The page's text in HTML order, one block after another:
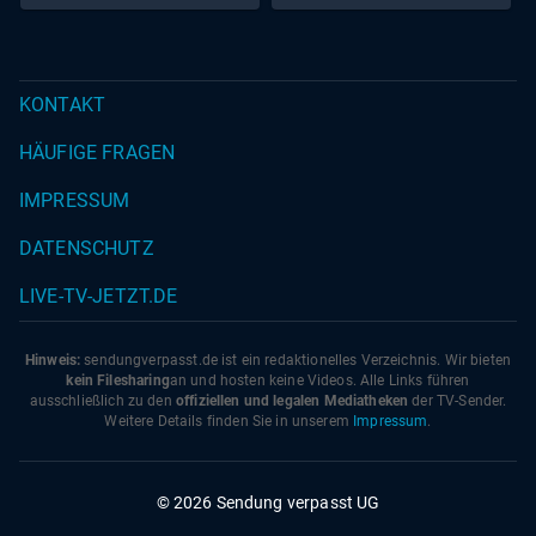
KONTAKT
HÄUFIGE FRAGEN
IMPRESSUM
DATENSCHUTZ
LIVE-TV-JETZT.DE
Hinweis: sendungverpasst.de ist ein redaktionelles Verzeichnis. Wir bieten
kein Filesharingan und hosten keine Videos. Alle Links führen
ausschließlich zu den offiziellen und legalen Mediatheken der TV-Sender.
Weitere Details finden Sie in unserem Impressum.
© 2026 Sendung verpasst UG